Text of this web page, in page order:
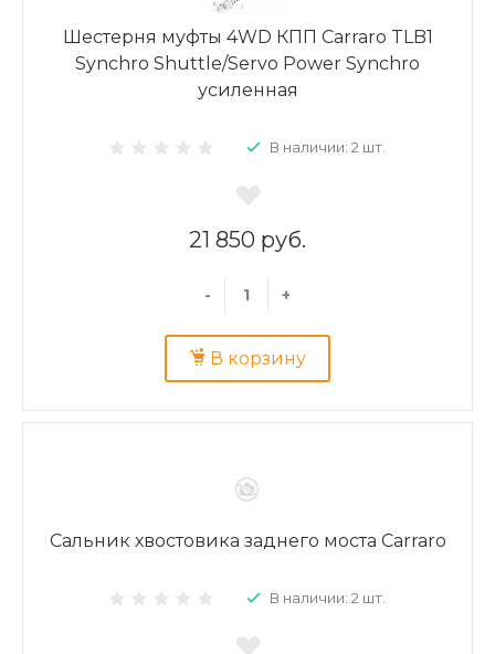
Шестерня муфты 4WD КПП Carraro TLB1
Synchro Shuttle/Servo Power Synchro
усиленная
В наличии: 2 шт.
21 850 руб.
- +
В корзину
Сальник хвостовика заднего моста Carraro
В наличии: 2 шт.